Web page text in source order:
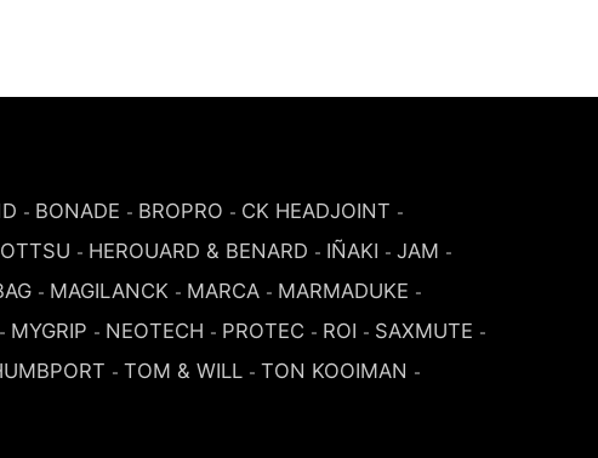
- BONADE - BROPRO - CK HEADJOINT -
- HEROUARD & BENARD - IÑAKI - JAM -
- MAGILANCK - MARCA - MARMADUKE -
- MYGRIP - NEOTECH - PROTEC - ROI - SAXMUTE -
- TOM & WILL - TON KOOIMAN -